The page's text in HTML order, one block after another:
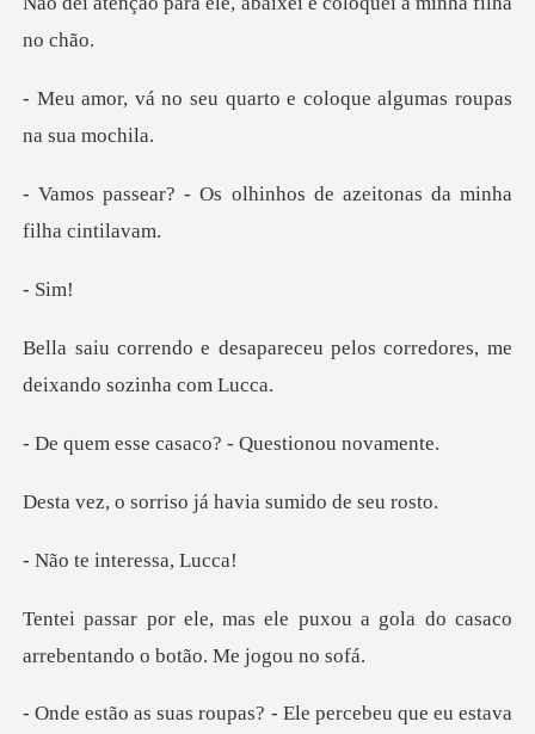
uarto e coloque algumas
lhinhos de azeitonas da
Si
areceu pelos corredores, me
casaco? - Quest
riso já havia su
interes
puxou a gola do casaco
arrebent
upas? - Ele percebeu qu